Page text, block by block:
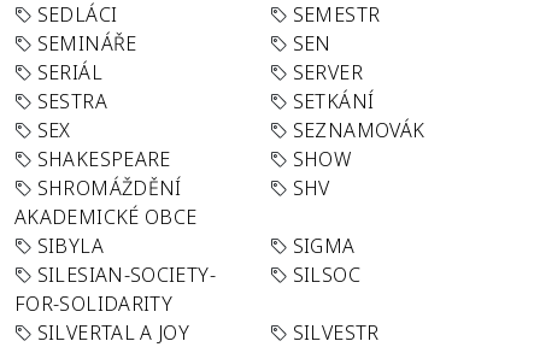
SEDLÁCI
SEMESTR
SEMINÁŘE
SEN
SERIÁL
SERVER
SESTRA
SETKÁNÍ
SEX
SEZNAMOVÁK
SHAKESPEARE
SHOW
SHROMÁŽDĚNÍ
AKADEMICKÉ OBCE
SHV
SIBYLA
SIGMA
SILESIAN-SOCIETY-
FOR-SOLIDARITY
SILSOC
SILVERTAL A JOY
SILVESTR